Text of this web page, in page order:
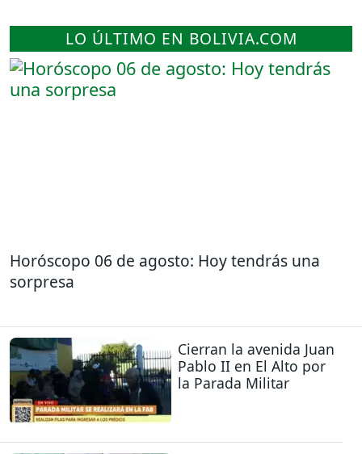
LO ÚLTIMO EN BOLIVIA.COM
Horóscopo 06 de agosto: Hoy tendrás una
sorpresa
Cierran la avenida Juan
Pablo II en El Alto por
la Parada Militar